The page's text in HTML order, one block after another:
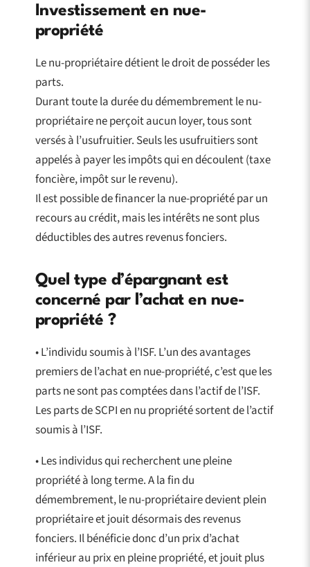
Investissement en nue-
propriété
Le nu-propriétaire détient le droit de posséder les
parts.
Durant toute la durée du démembrement le nu-
propriétaire ne perçoit aucun loyer, tous sont
versés à l’usufruitier. Seuls les usufruitiers sont
appelés à payer les impôts qui en découlent (taxe
foncière, impôt sur le revenu).
Il est possible de financer la nue-propriété par un
recours au crédit, mais les intérêts ne sont plus
déductibles des autres revenus fonciers.
Quel type d’épargnant est
concerné par l’achat en nue-
propriété ?
• L’individu soumis à l’ISF. L’un des avantages
premiers de l’achat en nue-propriété, c’est que les
parts ne sont pas comptées dans l’actif de l’ISF.
Les parts de SCPI en nu propriété sortent de l’actif
soumis à l’ISF.
• Les individus qui recherchent une pleine
propriété à long terme. A la fin du
démembrement, le nu-propriétaire devient plein
propriétaire et jouit désormais des revenus
fonciers. Il bénéficie donc d’un prix d’achat
inférieur au prix en pleine propriété, et jouit plus